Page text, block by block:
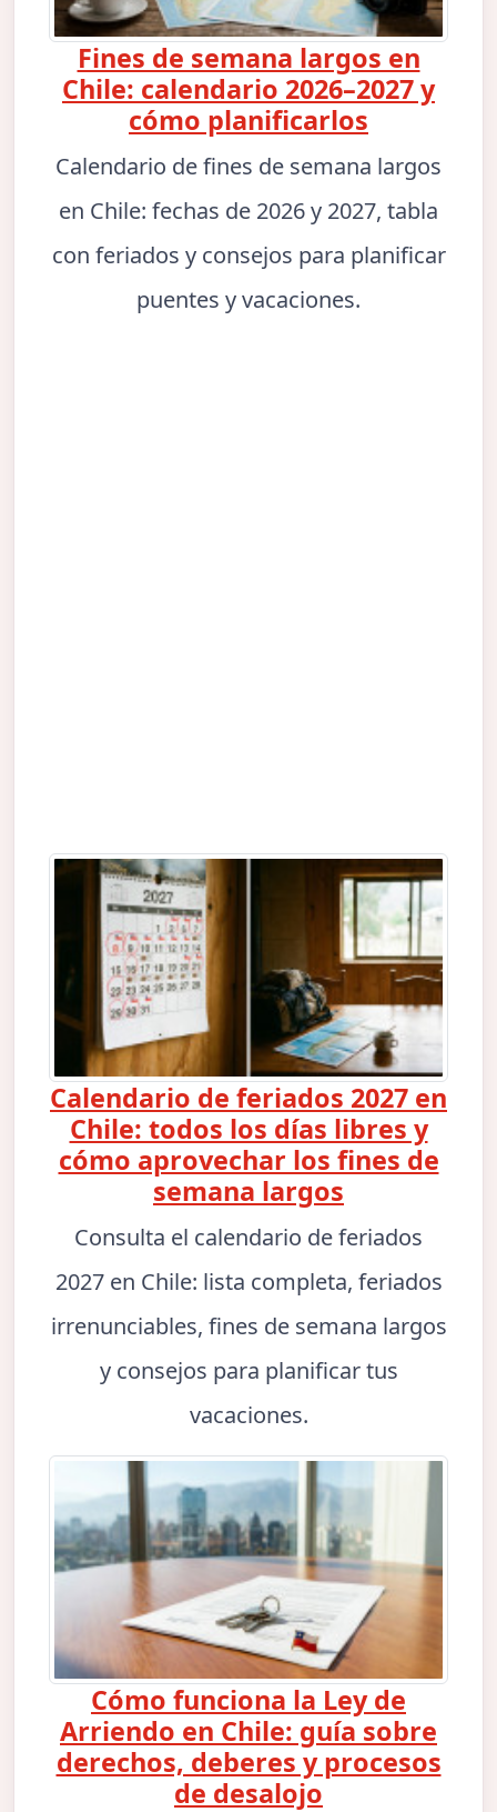
Fines de semana largos en
Chile: calendario 2026–2027 y
cómo planificarlos
Calendario de fines de semana largos
en Chile: fechas de 2026 y 2027, tabla
con feriados y consejos para planificar
puentes y vacaciones.
Calendario de feriados 2027 en
Chile: todos los días libres y
cómo aprovechar los fines de
semana largos
Consulta el calendario de feriados
2027 en Chile: lista completa, feriados
irrenunciables, fines de semana largos
y consejos para planificar tus
vacaciones.
Cómo funciona la Ley de
Arriendo en Chile: guía sobre
derechos, deberes y procesos
de desalojo